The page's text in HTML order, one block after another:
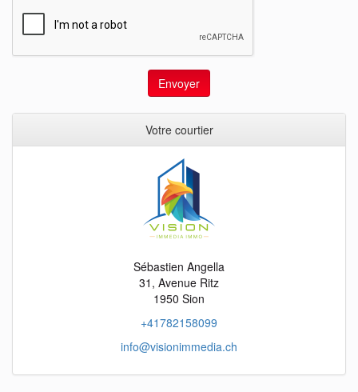
Envoyer
Votre courtier
Sébastien Angella
31, Avenue Ritz
1950 Sion
+41782158099
info@visionimmedia.ch